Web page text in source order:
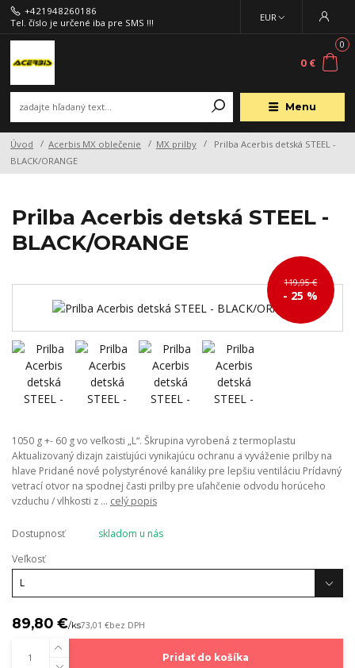
Menu
EUR
+421948260186
Tel. číslo je určené iba pre SMS !!!
0
0 €
Úvod Acerbis MX oblečenie MX prilby
Prilba Acerbis detská STEEL -
BLACK/ORANGE
Prilba Acerbis detská STEEL -
BLACK/ORANGE
119,95 €
- 25 %
1050 g +- 60 g vo veľkosti „L“. Škrupina vyrobená z termoplastu
Aktualizovaný dizajn zaisťujúci vynikajúcu ochranu a vyváženie prilby na
hlave Pridané nové polystyrénové kanáliky pre lepšiu ventiláciu Prídavný
vetrací otvor na spodnej časti prilby pre uľahčenie odvodu horúceho
vzduchu / vlhkosti z ... celý popis
Dostupnosť
skladom u nás
Veľkosť
89,80 €/ks73,01 €bez DPH
Pridať do košíka